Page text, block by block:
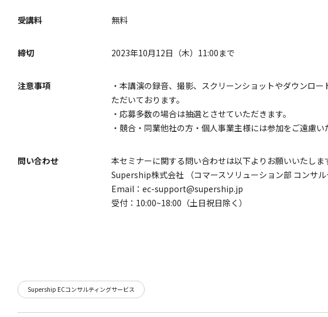
受講料 無料
締切 2023年10月12日（木）11:00まで
注意事項
・本講演の録音、撮影、スクリーンショットやダウンロ
ただいております。
・応募多数の場合は抽選とさせていただきます。
・競合・同業他社の方・個人事業主様には参加をご遠慮い
問い合わせ
本セミナーに関する問い合わせは以下よりお願いいたしま
Supership株式会社 （コマースソリューション部 コンサル
Email：ec-support@supership.jp
受付：10:00~18:00（土日祝日除く）
Supership ECコンサルティングサービス